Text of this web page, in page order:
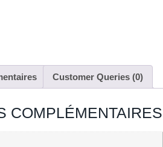
Customer Queries (0)
COMPLÉMENTAIRES